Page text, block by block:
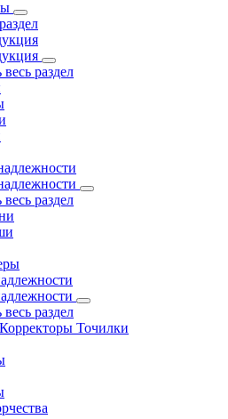
раздел
раздел
раздел
Точилки